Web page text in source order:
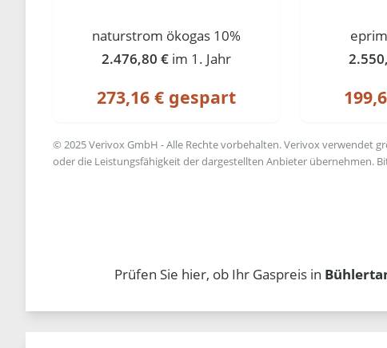
naturstrom ökogas 10%
2.476,80 € im 1. Jahr
273,16 € gespart
© 2025 Verivox GmbH - Alle Rechte vorbehalten. Verivox verwendet
oder die Leistungsfähigkeit der dargestellten Anbieter übernehmen.
Prüfen Sie hier, ob Ihr Gaspreis in